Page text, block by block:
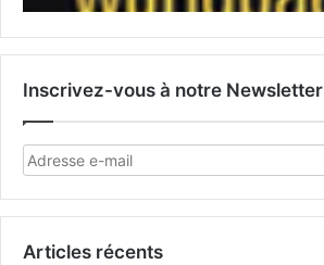
Inscrivez-vous à notre Newsletter
Articles récents